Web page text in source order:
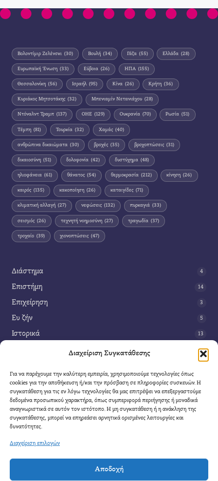
Διαχείριση Συγκατάθεσης
Για να παρέχουμε την καλύτερη εμπειρία, χρησιμοποιούμε τεχνολογίες όπως
cookies για την αποθήκευση ή/και την πρόσβαση σε πληροφορίες συσκευών. Η
συγκατάθεση για τις εν λόγω τεχνολογίες θα μας επιτρέψει να επεξεργαστούμε
δεδομένα προσωπικού χαρακτήρα, όπως συμπεριφορά περιήγησης ή μοναδικά
αναγνωριστικά σε αυτόν τον ιστότοπο. Η μη συγκατάθεση ή η ανάκληση της
συγκατάθεσης, μπορεί να επηρεάσει αρνητικά ορισμένες λειτουργίες και
δυνατότητες.
Διαχείριση επιλογών
Αποδοχή
Βολοντίμιρ Ζελένσκι (30) Βουλή (34) Γάζα (55) Ελλάδα (28)
Ευρωπαϊκή Ένωση (33) Εύβοια (26) ΗΠΑ (155)
Θεσσαλονίκη (56) Ισραήλ (95) Κίνα (26) Κρήτη (36)
Κυριάκος Μητσοτάκης (32) Μπενιαμίν Νετανιάχου (28)
Ντόναλντ Τραμπ (137) ΟΗΕ (129) Ουκρανία (70) Ρωσία (51)
Τέμπη (81) Τουρκία (32) Χαμάς (40)
ανθρώπινα δικαιώματα (30) βροχές (35) βροχοπτώσεις (31)
δικαιοσύνη (51) δολοφονία (42) δυστύχημα (48)
ηλιοφάνεια (61) θάνατος (54) θερμοκρασία (212) κίνηση (26)
καιρός (135) κακοποίηση (26) καταιγίδες (71)
κλιματική αλλαγή (27) νεφώσεις (132) πυρκαγιά (33)
σεισμός (26) τεχνητή νοημοσύνη (27) τραγωδία (37)
τροχαίο (39) χιονοπτώσεις (47)
Διάστημα 4
Επιστήμη 14
Επιχείρηση 3
Ευ ζήν 5
Ιστορικά 13
42
Τέχνη 3
Τεχνολογία
Υγεία
Φαντασία